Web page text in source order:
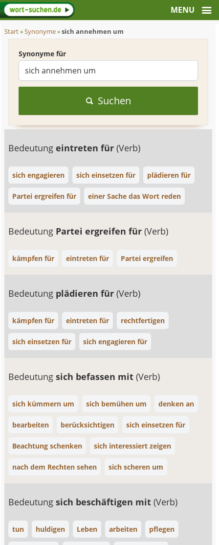
Start»Synonyme»sich annehmen um
Synonyme für
Suchen
Bedeutungeintreten für(Verb)
sich engagieren sich einsetzen für plädieren für
Partei ergreifen für einer Sache das Wort reden
Bedeutung Partei ergreifen für(Verb)
kämpfen für eintreten für Partei ergreifen
Bedeutung plädieren für(Verb)
kämpfen für eintreten für rechtfertigen
sich einsetzen für sich engagieren für
Bedeutungsich befassen mit(Verb)
sich kümmern um sich bemühen um denken an
bearbeiten berücksichtigen sich einsetzen für
Beachtung schenken sich interessiert zeigen
nach dem Rechten sehen sich scheren um
Bedeutungsich beschäftigen mit(Verb)
tun huldigen Leben arbeiten pflegen